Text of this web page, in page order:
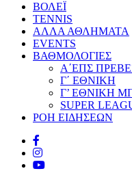
ΒΟΛΕΪ
TENNIS
ΑΛΛΑ ΑΘΛΗΜΑΤΑ
EVENTS
ΒΑΘΜΟΛΟΓΙΕΣ
Α΄ΕΠΣ
Γ΄ ΕΘΝΙΚΗ
Γ’ ΕΘΝΙΚΗ
SUPER
ΡΟΗ ΕΙΔΗΣΕΩΝ